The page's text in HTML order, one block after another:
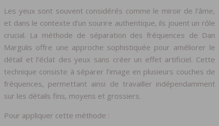
Les yeux sont souvent considérés comme le miroir de l’âme,
et dans le contexte d’un sourire authentique, ils jouent un rôle
crucial. La méthode de séparation des fréquences de Dan
Margulis offre une approche sophistiquée pour améliorer le
détail et l’éclat des yeux sans créer un effet artificiel. Cette
technique consiste à séparer l’image en plusieurs couches de
fréquences, permettant ainsi de travailler indépendamment
sur les détails fins, moyens et grossiers.
Pour appliquer cette méthode :